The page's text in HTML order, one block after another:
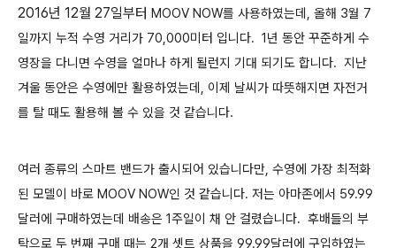
2016년 12월 27일부터 MOOV NOW를 사용하였는데, 올해 3월 7
일까지 누적 수영 거리가 70,000미터 입니다. 1년 동안 꾸준하게 수
영장을 다니면 수영을 얼마나 하게 될런지 기대 되기도 합니다. 지난
겨울 동안은 수영에만 활용하였는데, 이제 날씨가 따뜻해지면 자전거
를 탈 때도 활용해 볼 수 있을 것 같습니다.
여러 종류의 스마트 밴드가 출시되어 있습니다만, 수영에 가장 최적화
된 모델이 바로 MOOV NOW인 것 같습니다. 저는 아마존에서 59.99
달러에 구매하였는데 배송은 1주일이 채 안 걸렸습니다. 후배들의 부
탁으로 두 번째 구매 때는 2개 셋트 상품을 99.99달러에 구입하였는